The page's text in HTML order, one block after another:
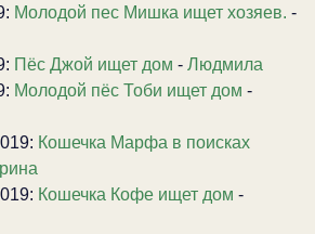
Молодой пес Мишка ищет хозяев. -
Пёс Джой ищет дом - Людмила
Молодой пёс Тоби ищет дом -
Кошечка Марфа в поисках
Кошечка Кофе ищет дом -